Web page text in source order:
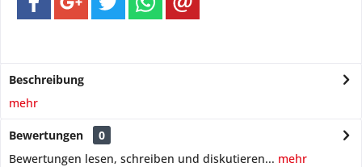
Beschreibung
mehr
Bewertungen
0
Bewertungen lesen, schreiben und diskutieren... mehr